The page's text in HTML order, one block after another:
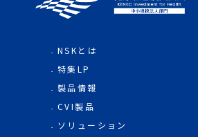
NSKとは
特集LP
製品情報
CVI製品
ソリューション